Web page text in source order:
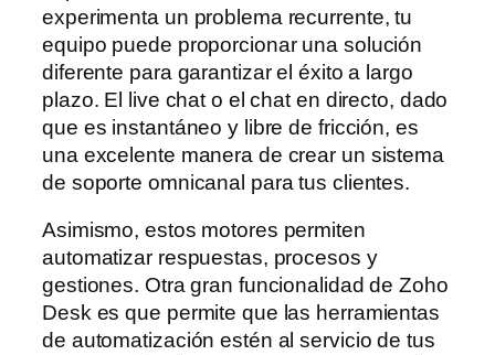
experimenta un problema recurrente, tu
equipo puede proporcionar una solución
diferente para garantizar el éxito a largo
plazo. El live chat o el chat en directo, dado
que es instantáneo y libre de fricción, es
una excelente manera de crear un sistema
de soporte omnicanal para tus clientes.
Asimismo, estos motores permiten
automatizar respuestas, procesos y
gestiones. Otra gran funcionalidad de Zoho
Desk es que permite que las herramientas
de automatización estén al servicio de tus